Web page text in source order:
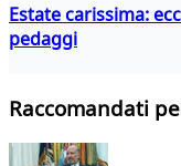
Estate carissima:
pedaggi
Raccomandati